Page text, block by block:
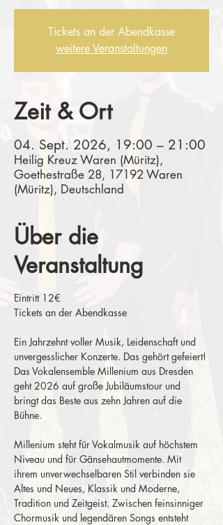
Tickets an der Abendkasse
weitere Veranstaltungen
Zeit & Ort
04. Sept. 2026, 19:00 – 21:00
Heilig Kreuz Waren (Müritz),
Goethestraße 28, 17192 Waren
(Müritz), Deutschland
Über die
Veranstaltung
Eintritt 12€
Tickets an der Abendkasse
Ein Jahrzehnt voller Musik, Leidenschaft und
unvergesslicher Konzerte. Das gehört gefeiert!
Das Vokalensemble Millenium aus Dresden
geht 2026 auf große Jubiläumstour und
bringt das Beste aus zehn Jahren auf die
Bühne.
Millenium steht für Vokalmusik auf höchstem
Niveau und für Gänsehautmomente. Mit
ihrem unverwechselbaren Stil verbinden sie
Altes und Neues, Klassik und Moderne,
Tradition und Zeitgeist. Zwischen feinsinniger
Chormusik und legendären Songs entsteht